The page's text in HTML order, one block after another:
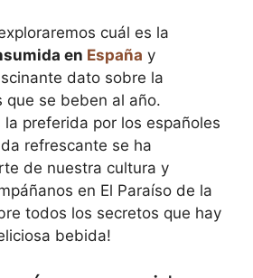
cuál es la
en España y
dato sobre la
se beben al año.
la preferida por los españoles
refrescante se ha
de nuestra cultura y
en El Paraíso de la
todos los secretos que hay
bebida!